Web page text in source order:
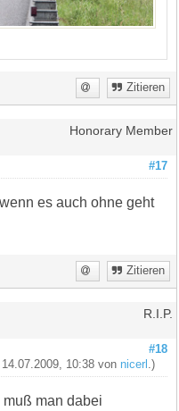
Zitieren
Honorary Member
#17
es auch ohne geht
Zitieren
R.I.P.
#18
10:38 von nicerl .)
man dabei